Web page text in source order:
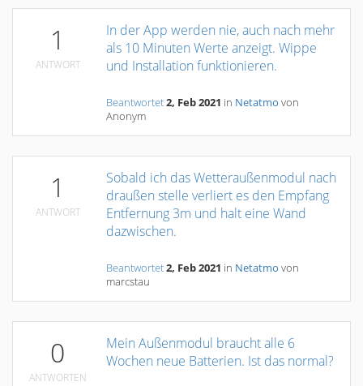
1
ANTWORT
In der App werden nie, auch nach mehr
als 10 Minuten Werte anzeigt. Wippe
und Installation funktionieren.
Beantwortet2, Feb 2021 in Netatmo von
Anonym
1
ANTWORT
Sobald ich das Wetteraußenmodul nach
draußen stelle verliert es den Empfang
Entfernung 3m und halt eine Wand
dazwischen.
Beantwortet2, Feb 2021 in Netatmo von
marcstau
0
ANTWORTEN
Mein Außenmodul braucht alle 6
Wochen neue Batterien. Ist das normal?